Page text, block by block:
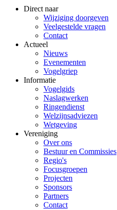
Direct naar
Wijziging doorgeven
Veelgestelde vragen
Contact
Actueel
Nieuws
Evenementen
Vogelgriep
Informatie
Vogelgids
Naslagwerken
Ringendienst
Welzijnsadviezen
Wetgeving
Vereniging
Over ons
Bestuur en Commissies
Regio's
Focusgroepen
Projecten
Sponsors
Partners
Contact